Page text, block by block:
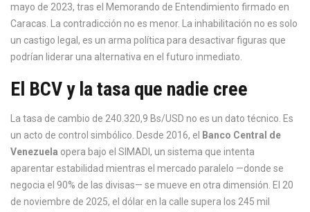
mayo de 2023, tras el Memorando de Entendimiento firmado en
Caracas. La contradicción no es menor. La inhabilitación no es solo
un castigo legal, es un arma política para desactivar figuras que
podrían liderar una alternativa en el futuro inmediato.
El BCV y la tasa que nadie cree
La tasa de cambio de 240.320,9 Bs/USD no es un dato técnico. Es
un acto de control simbólico. Desde 2016, el
Banco Central de
Venezuela opera bajo el SIMADI, un sistema que intenta
aparentar estabilidad mientras el mercado paralelo —donde se
negocia el 90% de las divisas— se mueve en otra dimensión. El 20
de noviembre de 2025, el dólar en la calle supera los 245 mil